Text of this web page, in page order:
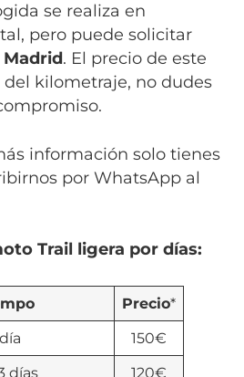
se realiza en
pero puede solicitar
Madrid. El precio de este
kilometraje, no dudes
información solo tienes
por WhatsApp al
Trail ligera por días:
Precio*
150€
días
120€